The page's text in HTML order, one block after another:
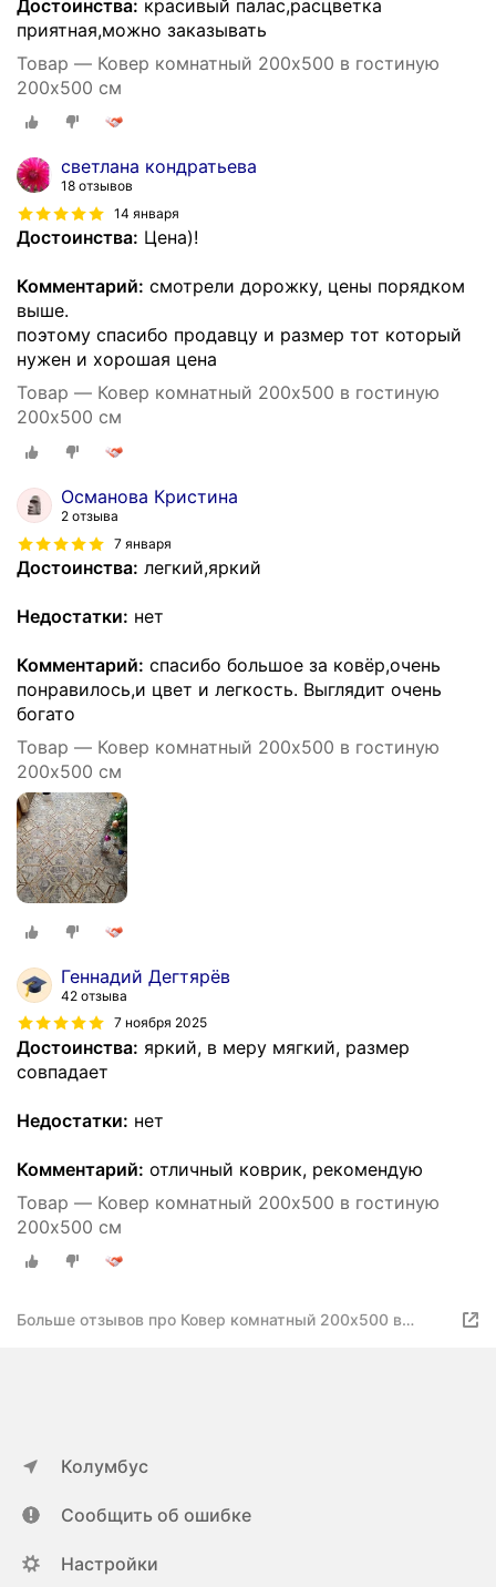
Достоинства: красивый палас,расцветка
приятная,можно заказывать
Товар — Ковер комнатный 200х500 в гостиную
200х500 см
светлана кондратьева
18 отзывов
14 января
Достоинства: Цена)!
Комментарий: смотрели дорожку, цены порядком
выше.
поэтому спасибо продавцу и размер тот который
нужен и хорошая цена
Товар — Ковер комнатный 200х500 в гостиную
200х500 см
Османова Кристина
2 отзыва
7 января
Достоинства: легкий,яркий
Недостатки: нет
Комментарий: спасибо большое за ковёр,очень
понравилось,и цвет и легкость. Выглядит очень
богато
Товар — Ковер комнатный 200х500 в гостиную
200х500 см
Геннадий Дегтярёв
42 отзыва
7 ноября 2025
Достоинства: яркий, в меру мягкий, размер
совпадает
Недостатки: нет
Комментарий: отличный коврик, рекомендую
Товар — Ковер комнатный 200х500 в гостиную
200х500 см
Больше отзывов про Ковер комнатный 200х500 в
Колумбус
Сообщить об ошибке
Настройки